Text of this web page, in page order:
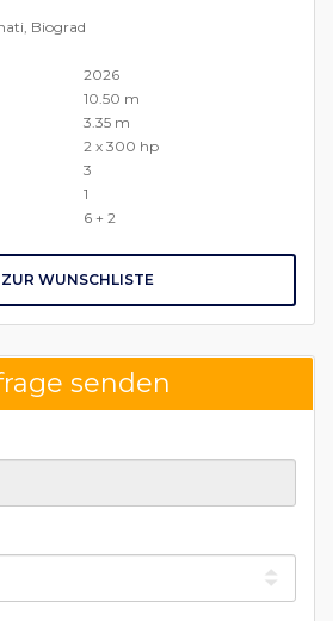
Biograd
2026
10.50 m
3.35 m
2 x 300 hp
3
1
6 + 2
ZUR WUNSCHLISTE
senden